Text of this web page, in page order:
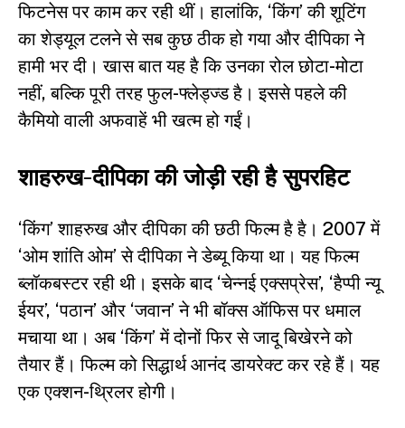
फिटनेस पर काम कर रही थीं। हालांकि, ‘किंग’ की शूटिंग
का शेड्यूल टलने से सब कुछ ठीक हो गया और दीपिका ने
हामी भर दी। खास बात यह है कि उनका रोल छोटा-मोटा
नहीं, बल्कि पूरी तरह फुल-फ्लेड्ज्ड है। इससे पहले की
कैमियो वाली अफवाहें भी खत्म हो गईं।
शाहरुख-दीपिका की जोड़ी रही है सुपरहिट
‘किंग’ शाहरुख और दीपिका की छठी फिल्म है है। 2007 में
‘ओम शांति ओम’ से दीपिका ने डेब्यू किया था। यह फिल्म
ब्लॉकबस्टर रही थी। इसके बाद ‘चेन्नई एक्सप्रेस’, ‘हैप्पी न्यू
ईयर’, ‘पठान’ और ‘जवान’ ने भी बॉक्स ऑफिस पर धमाल
मचाया था। अब ‘किंग’ में दोनों फिर से जादू बिखेरने को
तैयार हैं। फिल्म को सिद्धार्थ आनंद डायरेक्ट कर रहे हैं। यह
एक एक्शन-थ्रिलर होगी।